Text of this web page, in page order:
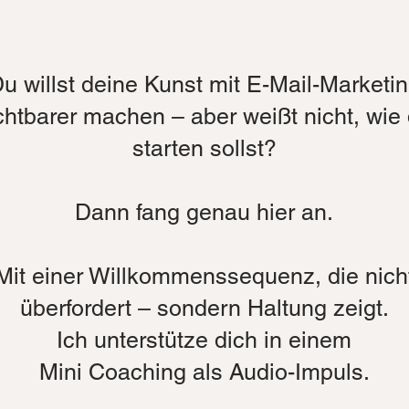
willst deine Kunst mit E-Mail-
machen – aber weißt nicht, wie
starten sollst?
Dann fang genau hier an.
einer Willkommenssequenz, die
überfordert – sondern Haltung zeigt.
Ich unterstütze dich in einem
Mini Coaching als Audio-Impuls.